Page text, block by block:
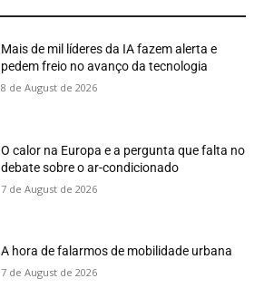
Mais de mil líderes da IA fazem alerta e
pedem freio no avanço da tecnologia
8 de August de 2026
O calor na Europa e a pergunta que falta no
debate sobre o ar-condicionado
7 de August de 2026
A hora de falarmos de mobilidade urbana
7 de August de 2026